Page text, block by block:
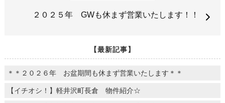
２０２５年 GWも休まず営業いたします！！
【最新記事】
＊＊２０２６年 お盆期間も休まず営業いたします＊＊
【イチオシ！】軽井沢町長倉 物件紹介☆